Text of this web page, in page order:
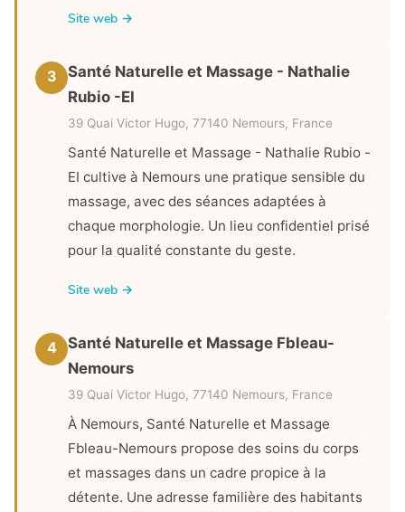
Site web →
3 Santé Naturelle et Massage - Nathalie
Rubio -EI
39 Quai Victor Hugo, 77140 Nemours, France
Santé Naturelle et Massage - Nathalie Rubio -
EI cultive à Nemours une pratique sensible du
massage, avec des séances adaptées à
chaque morphologie. Un lieu confidentiel prisé
pour la qualité constante du geste.
Site web →
4 Santé Naturelle et Massage Fbleau-
Nemours
39 Quai Victor Hugo, 77140 Nemours, France
À Nemours, Santé Naturelle et Massage
Fbleau-Nemours propose des soins du corps
et massages dans un cadre propice à la
détente. Une adresse familière des habitants